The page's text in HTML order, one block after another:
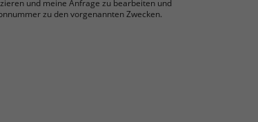
und meine Anfrage zu bearbeiten und
zu den vorgenannten Zwecken.